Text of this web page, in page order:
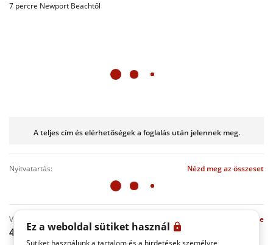
Ez a weboldal sütiket használ
Sütiket használunk a tartalom és a hirdetések személyre
7 percre Newport Beachtől
A teljes cím és elérhetőségek a foglalás után jelennek meg.
nyitvatartás: Nézd meg az összeset
Összes értékelés megjelenítése
4.8 (100 Vélemények)